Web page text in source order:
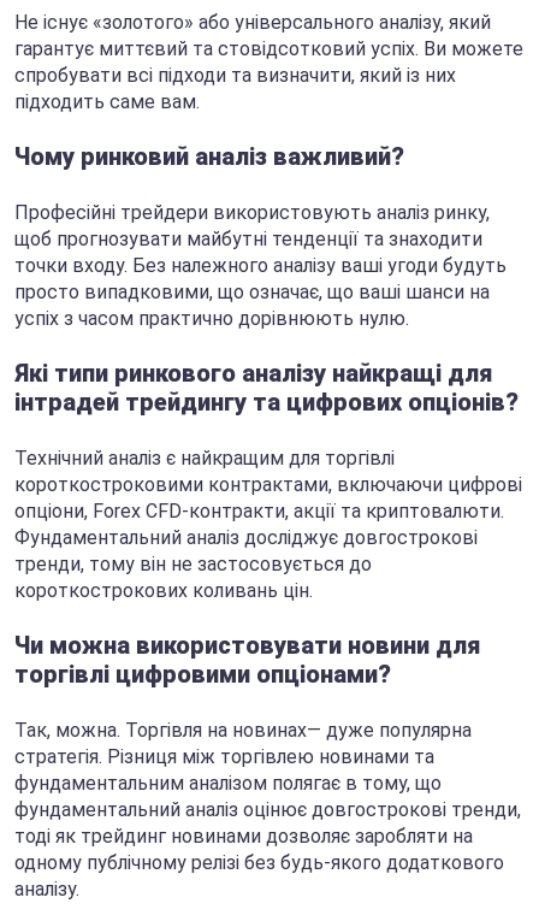
Не існує «золотого» або універсального аналізу, який
гарантує миттєвий та стовідсотковий успіх. Ви можете
спробувати всі підходи та визначити, який із них
підходить саме вам.
Чому ринковий аналіз важливий?
Професійні трейдери використовують аналіз ринку,
щоб прогнозувати майбутні тенденції та знаходити
точки входу. Без належного аналізу ваші угоди будуть
просто випадковими, що означає, що ваші шанси на
успіх з часом практично дорівнюють нулю.
Які типи ринкового аналізу найкращі для
інтрадей трейдингу та цифрових опціонів?
Технічний аналіз є найкращим для торгівлі
короткостроковими контрактами, включаючи цифрові
опціони, Forex CFD-контракти, акції та криптовалюти.
Фундаментальний аналіз досліджує довгострокові
тренди, тому він не застосовується до
короткострокових коливань цін.
Чи можна використовувати новини для
торгівлі цифровими опціонами?
Так, можна. Торгівля на новинах— дуже популярна
стратегія. Різниця між торгівлею новинами та
фундаментальним аналізом полягає в тому, що
фундаментальний аналіз оцінює довгострокові тренди,
тоді як трейдинг новинами дозволяє заробляти на
одному публічному релізі без будь-якого додаткового
аналізу.